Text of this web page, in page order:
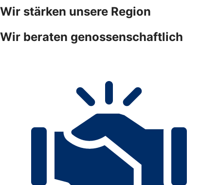
Wir stärken unsere Region
Wir beraten genossenschaftlich